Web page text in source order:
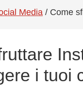
Media / Come
i tuoi